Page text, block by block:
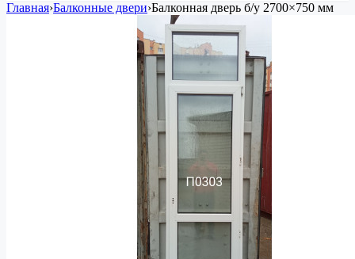
Главная›Балконные двери›Балконная дверь б/у 2700×750 мм